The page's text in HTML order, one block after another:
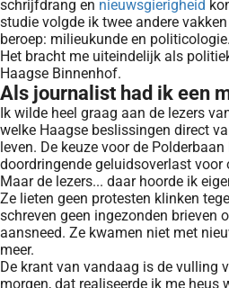
schrijfdrang en nieuwsgierigheid
studie volgde ik twee andere
beroep: milieukunde en politicologie.
Het bracht me uiteindelijk als
Haagse Binnenhof.
Als journalist had ik een
Ik wilde heel graag aan de lezers
welke Haagse beslissingen direct
leven. De keuze voor de
doordringende geluidsoverlast voor
Maar de lezers... daar hoorde ik
Ze lieten geen protesten klinken
schreven geen ingezonden brieven
aansneed. Ze kwamen niet met
meer.
De krant van vandaag is de vulling
morgen, dat realiseerde ik me heus